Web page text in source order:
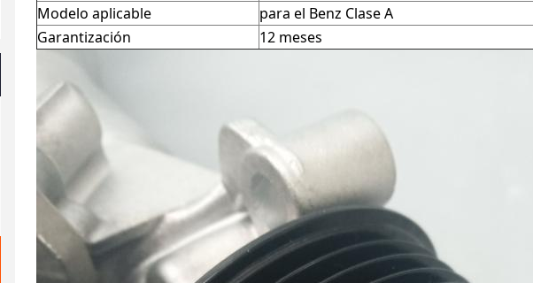
Modelo aplicable
para el Benz Clase A
Garantización
12 meses